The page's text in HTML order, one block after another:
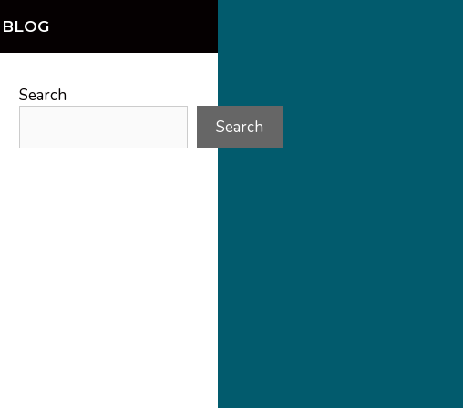
BLOG
Search
Search